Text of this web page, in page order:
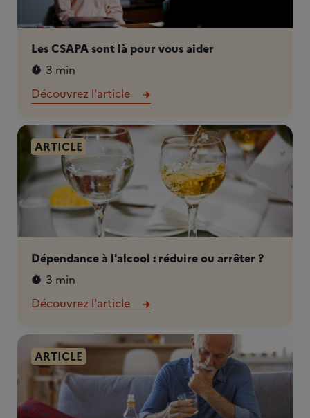
Les CSAPA sont là pour vous aider
3 min
Découvrez l'article
ARTICLE
Dépendance à l'alcool : réduire ou arrêter ?
3 min
Découvrez l'article
ARTICLE